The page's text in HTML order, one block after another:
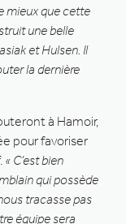
mieux que cette
une belle
et Hulsen. Il
la dernière
à Hamoir,
pour favoriser
« C’est bien
qui possède
tracasse pas
équipe sera